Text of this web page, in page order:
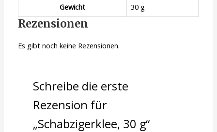
Gewicht
30 g
Rezensionen
Es gibt noch keine Rezensionen.
Schreibe die erste
Rezension für
„Schabzigerklee, 30 g“